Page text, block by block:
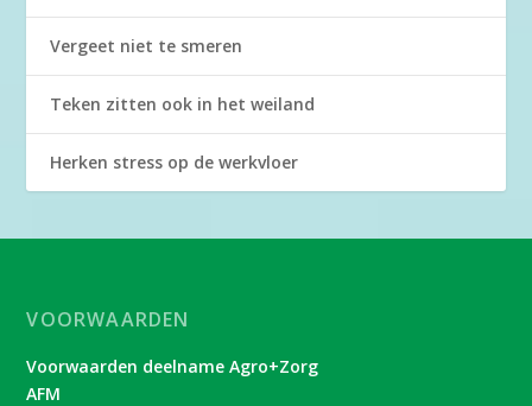
Vergeet niet te smeren
Teken zitten ook in het weiland
Herken stress op de werkvloer
VOORWAARDEN
Voorwaarden deelname Agro+Zorg
AFM